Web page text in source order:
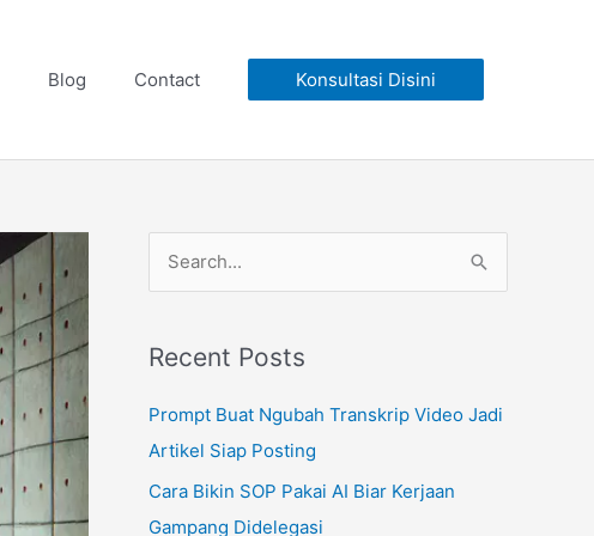
Blog Contact Konsultasi Disini
r
h
f
o
Recent Posts
Prompt Buat Ngubah Transkrip Video Jadi
Artikel Siap Posting
Cara Bikin SOP Pakai AI Biar Kerjaan
Gampang Didelegasi